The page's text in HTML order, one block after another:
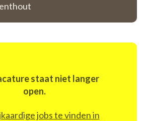
staat niet langer
open.
jobs te vinden in